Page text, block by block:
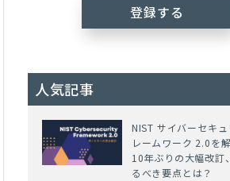
人気記事
NIST サイバーセキュ
レームワーク 2.0を
10年ぶりの大幅改訂
るべき要点とは？